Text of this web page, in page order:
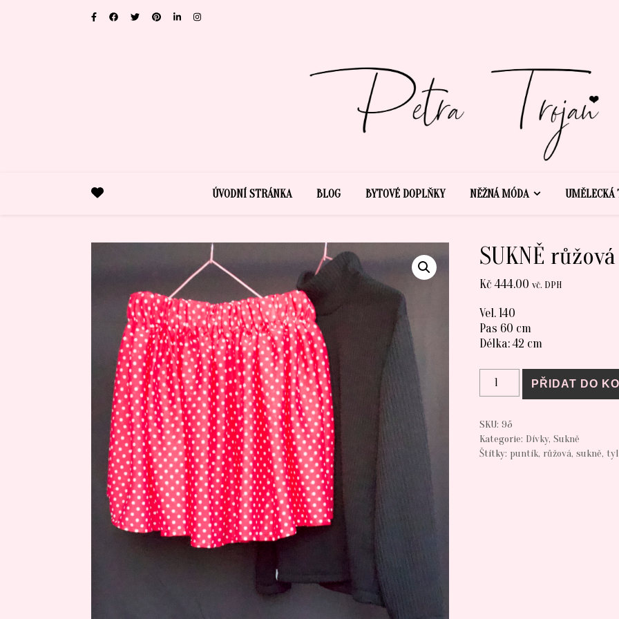
ÚVODNÍ STRÁNKA BLOG BYTOVÉ DOPLŇKY NĚŽNÁ MÓDA UMĚLECKÁ
SUKNĚ
Kč444.00 vč. DPH
Vel. 140
Pas 60 cm
Délka: 42 cm
SUKNĚ růžová s puntíkem
PŘIDAT DO
SKU: 95
Kategorie: Dívky, Sukně
Štítky: puntík, růžová, sukně, tyl